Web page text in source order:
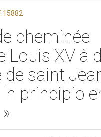
cheminée
Louis XV à
de saint
In principio